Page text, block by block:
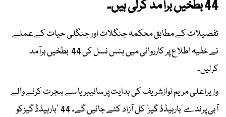
44 بطخیں برآمد کرلی ہیں۔
تفصیلات کے مطابق محکمہ جنگلات اور جنگلی حیات کے عملے
نے خفیہ اطلاع پر کارروائی میں ہنس نسل کی 44 بطخیں برآمد
کرلیں۔
وزیراعلی مریم نوازشریف کی ہدایت پر سائیبریا سے ہجرت کرنے والے
آبی پرندے ’بارہیڈڈ گیز‘ کل آزاد کئے جائیں گے۔ 44 ’بارہیڈڈ گیزکو